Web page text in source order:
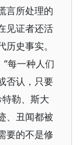
言所处理的
见证者还活
史事实。
“每一种人们
否认，只要
勒、斯大
、丑闻都被
要的不是修